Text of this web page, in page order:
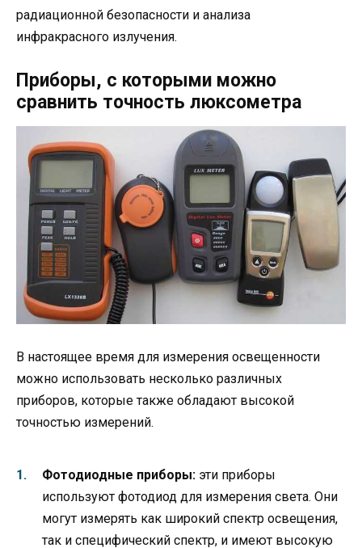
радиационной безопасности и анализа
инфракрасного излучения.
Приборы, с которыми можно
сравнить точность люксометра
В настоящее время для измерения освещенности
можно использовать несколько различных
приборов, которые также обладают высокой
точностью измерений.
Фотодиодные приборы: эти приборы
используют фотодиод для измерения света. Они
могут измерять как широкий спектр освещения,
так и специфический спектр, и имеют высокую